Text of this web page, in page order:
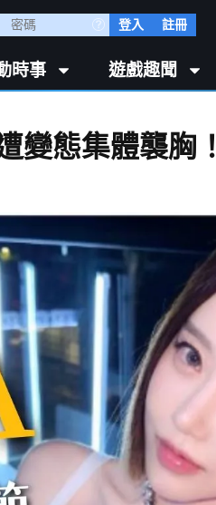
登入 註冊
時事 遊戲趣聞
變態集體襲胸！